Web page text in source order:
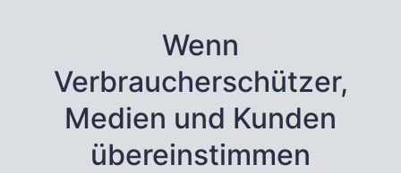
Wenn
Verbraucherschützer,
Medien und Kunden
übereinstimmen